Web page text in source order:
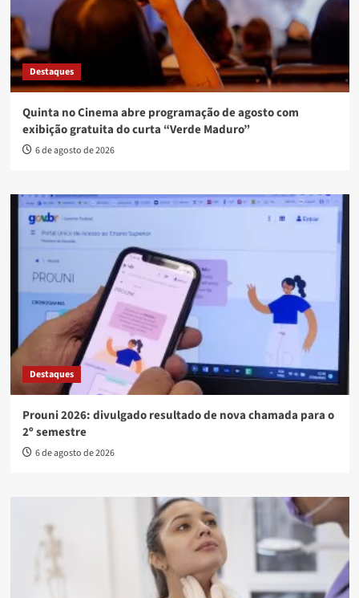
Destaques
Quinta no Cinema abre programação de agosto com
exibição gratuita do curta “Verde Maduro”
6 de agosto de 2026
Destaques
Prouni 2026: divulgado resultado de nova chamada para o
2º semestre
6 de agosto de 2026